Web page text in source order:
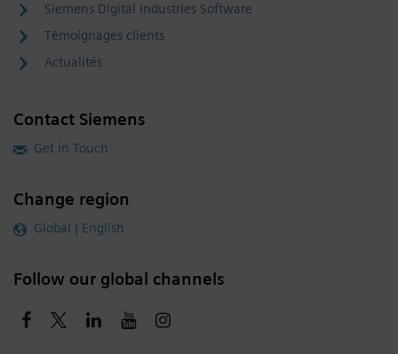
Siemens Digital Industries Software
Témoignages clients
Actualités
Contact Siemens
Get in Touch
Change region
Global | English
Follow our global channels